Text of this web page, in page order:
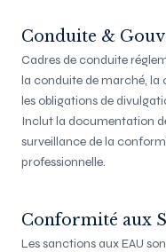
Conduite &
Cadres de conduite
la conduite de marché, la
les obligations de
Inclut la documentation
surveillance de la
professionnelle.
Conformité aux
Les sanctions aux EAU